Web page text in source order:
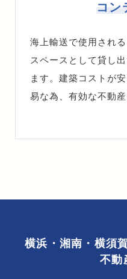
コン
海上輸送で使用され
スペースとして貸し
ます。建築コストが
易な為、有効な不動
横浜・湘南・横須
不動